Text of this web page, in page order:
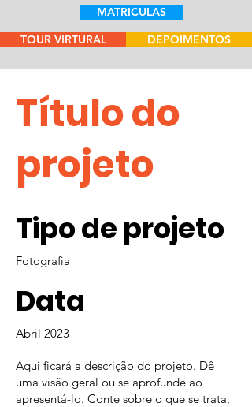
MATRICULAS
TOUR VIRTURAL
DEPOIMENTOS
Título do
projeto
Tipo de projeto
Fotografia
Data
Abril 2023
Aqui ficará a descrição do projeto. Dê
uma visão geral ou se aprofunde ao
apresentá-lo. Conte sobre o que se trata,